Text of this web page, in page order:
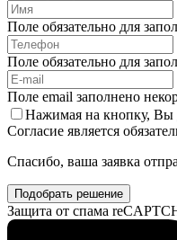
Поле обязательно для
Поле обязательно для
Поле email заполнено
Нажимая на кнопку, Вы
Согласие является
Спасибо, ваша заявка
Подобрать решение
Защита от спама